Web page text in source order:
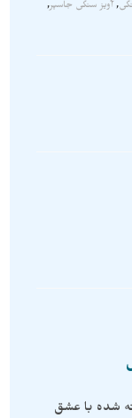
, آویز سنگی جاسپر,
شده با عشق